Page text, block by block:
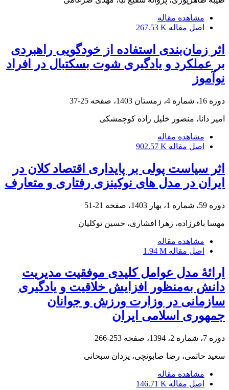
مشاهده مقاله
اصل مقاله 267.53 K
اثر زمان‌بندی استفاده از خودگویی راهبردی
بر عملکرد و یادگیری شوت بسکتبال در افراد
نوآموز
دوره 16، شماره 4، زمستان 1403، صفحه 25-37
امیر دانا، منصور خلیل زاده کوچمشکی
مشاهده مقاله
اصل مقاله 902.57 K
اثر سیاست پولی بر پایداری اقتصاد کلان در
ایران در مدل های نوکینزی رفتاری و متعارف
دوره 59، شماره 1، بهار 1403، صفحه 21-51
مهسا باقرزاده، زهرا افشاری، حسین توکلیان
مشاهده مقاله
اصل مقاله 1.94 M
ارائۀ مدل عوامل کلیدی موفقیت مدیریت
دانش به‌منظور افزایش خلاقیت و یادگیری
سازمانی در وزارت ورزش و جوانان
جمهوری اسلامی ایران
دوره 7، شماره 2، 1394، صفحه 253-266
سعید حاتمی، رضا صابونچی، یزدان سبحانی
مشاهده مقاله
اصل مقاله 146.71 K